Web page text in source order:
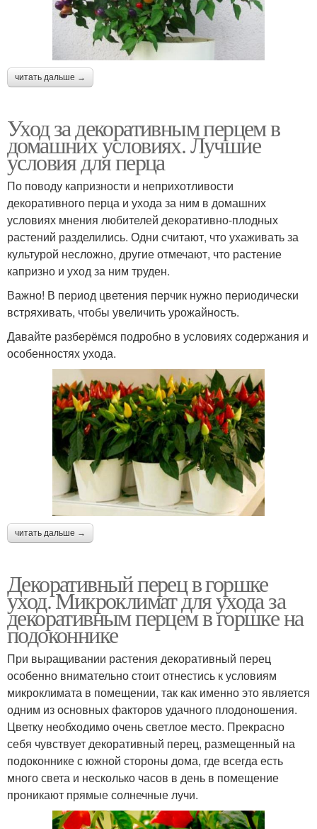
читать дальше →
Уход за декоративным перцем в
домашних условиях. Лучшие
условия для перца
По поводу капризности и неприхотливости
декоративного перца и ухода за ним в домашних
условиях мнения любителей декоративно-плодных
растений разделились. Одни считают, что ухаживать за
культурой несложно, другие отмечают, что растение
капризно и уход за ним труден.
Важно! В период цветения перчик нужно периодически
встряхивать, чтобы увеличить урожайность.
Давайте разберёмся подробно в условиях содержания и
особенностях ухода.
читать дальше →
Декоративный перец в горшке
уход. Микроклимат для ухода за
декоративным перцем в горшке на
подоконнике
При выращивании растения декоративный перец
особенно внимательно стоит отнестись к условиям
микроклимата в помещении, так как именно это является
одним из основных факторов удачного плодоношения.
Цветку необходимо очень светлое место. Прекрасно
себя чувствует декоративный перец, размещенный на
подоконнике с южной стороны дома, где всегда есть
много света и несколько часов в день в помещение
проникают прямые солнечные лучи.